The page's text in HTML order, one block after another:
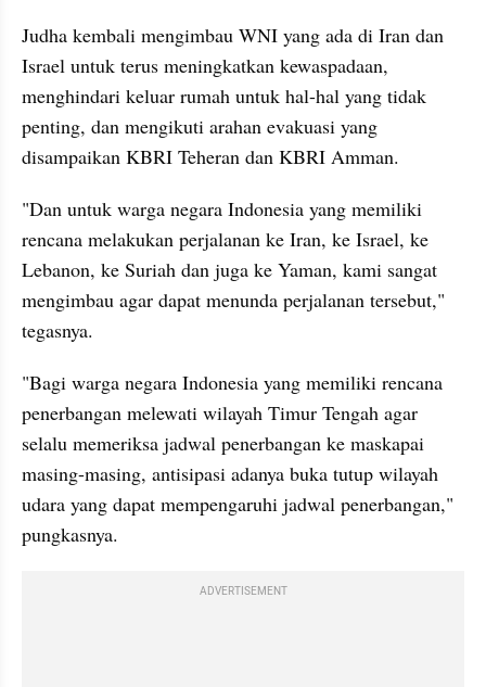
Judha kembali mengimbau WNI yang ada di Iran dan
Israel untuk terus meningkatkan kewaspadaan,
menghindari keluar rumah untuk hal-hal yang tidak
penting, dan mengikuti arahan evakuasi yang
disampaikan KBRI Teheran dan KBRI Amman.
"Dan untuk warga negara Indonesia yang memiliki
rencana melakukan perjalanan ke Iran, ke Israel, ke
Lebanon, ke Suriah dan juga ke Yaman, kami sangat
mengimbau agar dapat menunda perjalanan tersebut,"
tegasnya.
"Bagi warga negara Indonesia yang memiliki rencana
penerbangan melewati wilayah Timur Tengah agar
selalu memeriksa jadwal penerbangan ke maskapai
masing-masing, antisipasi adanya buka tutup wilayah
udara yang dapat mempengaruhi jadwal penerbangan,"
pungkasnya.
ADVERTISEMENT